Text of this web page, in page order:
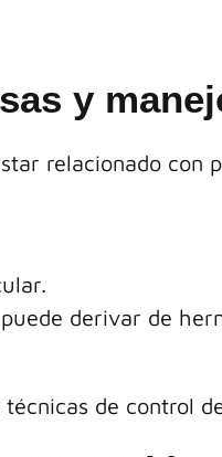
y
relacionado con
derivar de
de control